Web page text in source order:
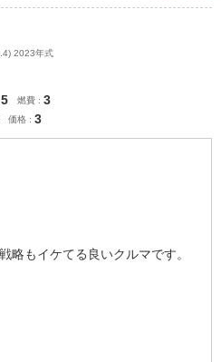
2023年式
5 燃費 3
価格 3
略もイケてる良いクルマです。